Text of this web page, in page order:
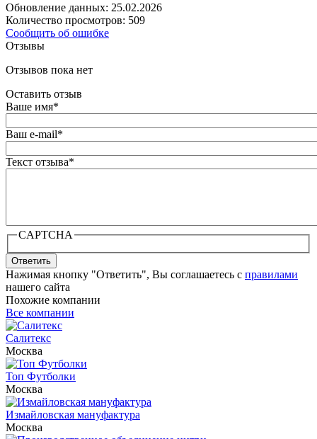
Обновление данных: 25.02.2026
Количество просмотров: 509
Сообщить об ошибке
Отзывы
Отзывов пока нет
Оставить отзыв
Ваше имя*
Ваш e-mail*
Текст отзыва*
CAPTCHA
Ответить
Нажимая кнопку "Ответить", Вы соглашаетесь с правилами
нашего сайта
Похожие компании
Все компании
Салитекс
Москва
Топ Футболки
Москва
Измайловская мануфактура
Москва